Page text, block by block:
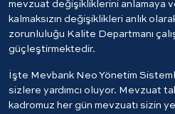
mevzuat değişikliklerini anlamaya
kalmaksızın değişiklikleri anlık
zorunluluğu Kalite Departmanı
güçleştirmektedir.
İşte Mevbank Neo Yönetim
sizlere yardımcı oluyor. Mevzuat
kadromuz her gün mevzuatı sizin